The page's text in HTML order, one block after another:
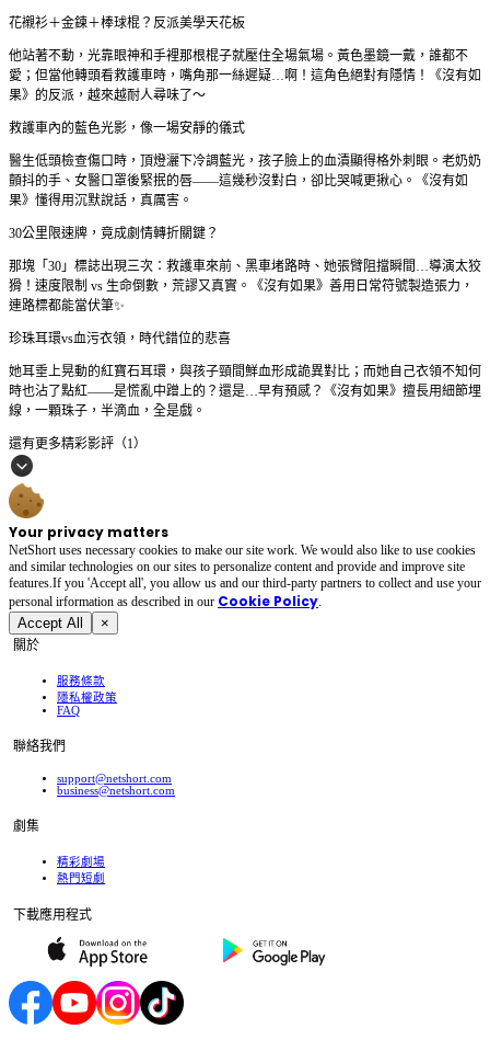
花襯衫＋金鍊＋棒球棍？反派美學天花板
他站著不動，光靠眼神和手裡那根棍子就壓住全場氣場。黃色墨鏡一戴，誰都不
愛；但當他轉頭看救護車時，嘴角那一絲遲疑…啊！這角色絕對有隱情！《沒有如
果》的反派，越來越耐人尋味了～
救護車內的藍色光影，像一場安靜的儀式
醫生低頭檢查傷口時，頂燈灑下冷調藍光，孩子臉上的血漬顯得格外刺眼。老奶奶
顫抖的手、女醫口罩後緊抿的唇——這幾秒沒對白，卻比哭喊更揪心。《沒有如
果》懂得用沉默說話，真厲害。
30公里限速牌，竟成劇情轉折關鍵？
那塊「30」標誌出現三次：救護車來前、黑車堵路時、她張臂阻擋瞬間…導演太狡
猾！速度限制 vs 生命倒數，荒謬又真實。《沒有如果》善用日常符號製造張力，
連路標都能當伏筆✨
珍珠耳環vs血污衣領，時代錯位的悲喜
她耳垂上晃動的紅寶石耳環，與孩子頸間鮮血形成詭異對比；而她自己衣領不知何
時也沾了點紅——是慌亂中蹭上的？還是…早有預感？《沒有如果》擅長用細節埋
線，一顆珠子，半滴血，全是戲。
還有更多精彩影評（1）
Your privacy matters
NetShort uses necessary cookies to make our site work. We would also like to use cookies
and similar technologies on our sites to personalize content and provide and improve site
features.If you 'Accept all', you allow us and our third-party partners to collect and use your
personal irformation as described in our Cookie Policy.
Accept All ×
關於
服務條款
隱私權政策
FAQ
聯絡我們
support@netshort.com
business@netshort.com
劇集
精彩劇場
熱門短劇
下載應用程式